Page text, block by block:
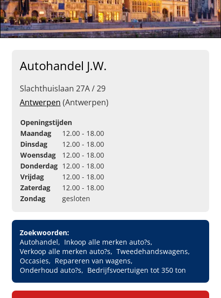
Autohandel J.W.
Slachthuislaan 27A / 29
Antwerpen (Antwerpen)
Openingstijden
Maandag
12.00 - 18.00
Dinsdag
12.00 - 18.00
Woensdag
12.00 - 18.00
Donderdag 12.00 - 18.00
Vrijdag
12.00 - 18.00
Zaterdag
12.00 - 18.00
Zondag
gesloten
Zoekwoorden:
Autohandel
Inkoop alle merken auto?s
Verkoop alle merken auto?s
Tweedehandswagens
Occasies
Repareren van wagens
Onderhoud auto?s
Bedrijfsvoertuigen tot 350 ton